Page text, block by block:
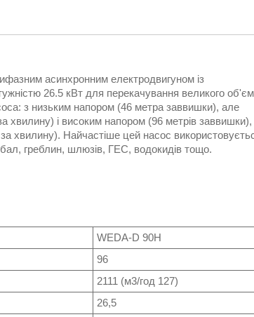
асинхронним електродвигуном із
26.5 кВт для перекачування великого
з низьким напором (46 метра заввишки), але
хвилину) і високим напором (96 метрів
хвилину). Найчастіше цей насос
греблин, шлюзів, ГЕС, водокидів тощо.
WEDA-D 90H
96
2111 (м3/год 127)
26,5